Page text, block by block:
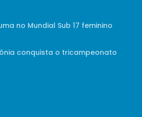
no Mundial Sub 17 feminino
conquista o tricampeonato